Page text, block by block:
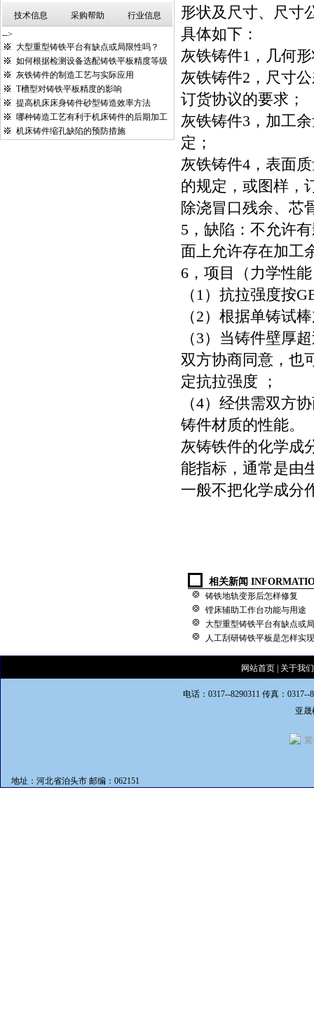
技术信息 采购帮助
行业信息
-->
大型重型铸铁平台有缺点或局限性吗？
如何根据检测设备选配铸铁平板精度等级
灰铁铸件的制造工艺与实际应用
T槽型对铸铁平板精度的影响
提高机床床身铸件砂型铸造效率方法
哪种铸造工艺有利于机床铸件的后期加工
机床铸件缩孔缺陷的预防措施
形状及尺寸、尺寸
具体如下：
灰铁铸件1，几何
灰铁铸件2，尺寸
订货协议的要求；
灰铁铸件3，加工
定；
灰铁铸件4，表面
的规定，或图样，
除浇冒口残余、芯
5，缺陷：不允许
面上允许存在加工
6，项目（力学性
（1）抗拉强度按
（2）根据单铸试
（3）当铸件壁厚
双方协商同意，也
定抗拉强度 ；
（4）经供需双方
铸件材质的性能。
灰铸铁件的化学成
能指标，通常是由
一般不把化学成分
相关新闻
铸铁地轨变形后怎样修复
镗床辅助工作台功能与用途
大型重型铸铁平台有缺点或
人工刮研铸铁平板是怎样实
网站首页| 关于我们
电话：0317--8290311 传真：0317--
亚
冀
地址：河北省泊头市 邮编：062151